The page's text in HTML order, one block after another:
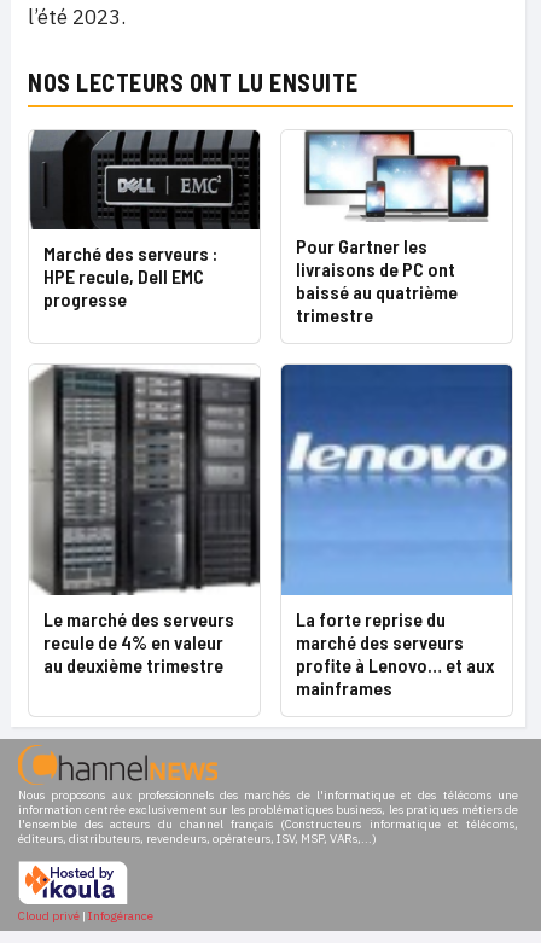
l’été 2023.
NOS LECTEURS ONT LU ENSUITE
Marché des serveurs :
HPE recule, Dell EMC
progresse
Pour Gartner les
livraisons de PC ont
baissé au quatrième
trimestre
Le marché des serveurs
recule de 4% en valeur
au deuxième trimestre
La forte reprise du
marché des serveurs
profite à Lenovo… et aux
mainframes
Nous proposons aux professionnels des marchés de l'informatique et des télécoms une
information centrée exclusivement sur les problématiques business, les pratiques métiers de
l'ensemble des acteurs du channel français (Constructeurs informatique et télécoms,
éditeurs, distributeurs, revendeurs, opérateurs, ISV, MSP, VARs,...)
Cloud privé | Infogérance